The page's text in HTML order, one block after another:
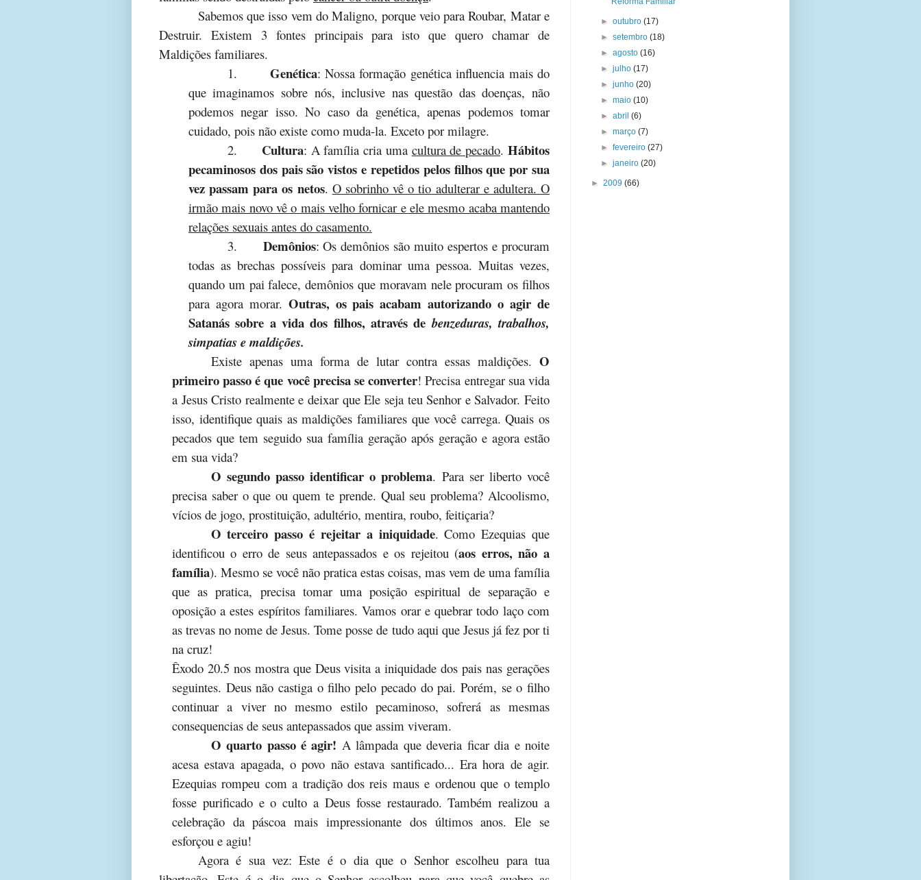
Sabemos que isso vem do Maligno, porque veio para Roubar, Matar e
Destruir. Existem 3 fontes principais para isto que quero chamar de
Maldições familiares.
1.
Genética: Nossa formação genética influencia mais do
que imaginamos sobre nós, inclusive nas questão das doenças, não
podemos negar isso. No caso da genética, apenas podemos tomar
cuidado, pois não existe como muda-la. Exceto por milagre.
2.
Cultura: A família cria uma cultura de pecado.Hábitos
pecaminosos dos pais são vistos e repetidos pelos filhos que por sua
vez passam para os netos. O sobrinho vê o tio adulterar e adultera. O
irmão mais novo vê o mais velho fornicar e ele mesmo acaba mantendo
relações sexuais antes do casamento.
3.
Demônios: Os demônios são muito espertos e procuram
todas as brechas possíveis para dominar uma pessoa. Muitas vezes,
quando um pai falece, demônios que moravam nele procuram os filhos
para agora morar. Outras, os pais acabam autorizando o agir de
Satanás sobre a vida dos filhos, através debenzeduras, trabalhos,
simpatias e maldições.
Existe apenas uma forma de lutar contra essas maldições. O
primeiro passo é que você precisa se converter! Precisa entregar sua vida
a Jesus Cristo realmente e deixar que Ele seja teu Senhor e Salvador. Feito
isso, identifique quais as maldições familiares que você carrega. Quais os
pecados que tem seguido sua família geração após geração e agora estão
em sua vida?
O segundo passo identificar o problema. Para ser liberto você
precisa saber o que ou quem te prende. Qual seu problema? Alcoolismo,
vícios de jogo, prostituição, adultério, mentira, roubo, feitiçaria?
O terceiro passo é rejeitar a iniquidade. Como Ezequias que
identificou o erro de seus antepassados e os rejeitou (aos erros, não a
família). Mesmo se você não pratica estas coisas, mas vem de uma família
que as pratica, precisa tomar uma posição espiritual de separação e
oposição a estes espíritos familiares. Vamos orar e quebrar todo laço com
as trevas no nome de Jesus. Tome posse de tudo aqui que Jesus já fez por ti
na cruz!
Êxodo 20.5 nos mostra que Deus visita a iniquidade dos pais nas gerações
seguintes. Deus não castiga o filho pelo pecado do pai. Porém, se o filho
continuar a viver no mesmo estilo pecaminoso, sofrerá as mesmas
consequencias de seus antepassados que assim viveram.
O quarto passo é agir! A lâmpada que deveria ficar dia e noite
acesa estava apagada, o povo não estava santificado... Era hora de agir.
Ezequias rompeu com a tradição dos reis maus e ordenou que o templo
fosse purificado e o culto a Deus fosse restaurado. Também realizou a
celebração da páscoa mais impressionante dos últimos anos. Ele se
esforçou e agiu!
Agora é sua vez: Este é o dia que o Senhor escolheu para tua
►outubro(17)
►setembro(18)
►agosto(16)
►julho(17)
►junho(20)
►maio(10)
►abril(6)
►março(7)
►fevereiro(27)
►janeiro(20)
► 2009 (66)